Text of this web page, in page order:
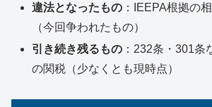
違法となったもの ：IEEPA根拠の
（今回争われたもの）
引き続き残るもの ：232条・301条
の関税（少なくとも現時点）